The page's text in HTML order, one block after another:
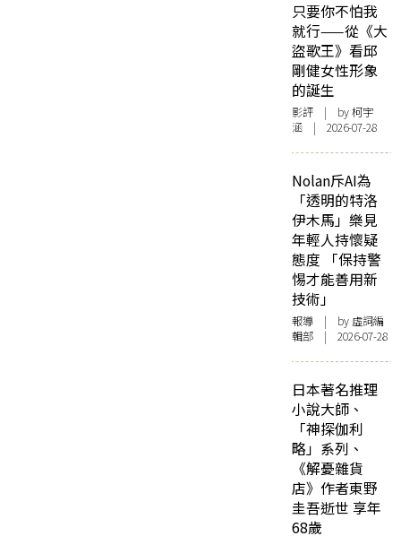
只要你不怕我
就行——從《大
盜歌王》看邱
剛健女性形象
的誕生
影評 | by 柯宇
涵 | 2026-07-28
Nolan斥AI為
「透明的特洛
伊木馬」樂見
年輕人持懷疑
態度 「保持警
惕才能善用新
技術」
報導 | by 虛詞編
輯部 | 2026-07-28
日本著名推理
小說大師、
「神探伽利
略」系列、
《解憂雜貨
店》作者東野
圭吾逝世 享年
68歲